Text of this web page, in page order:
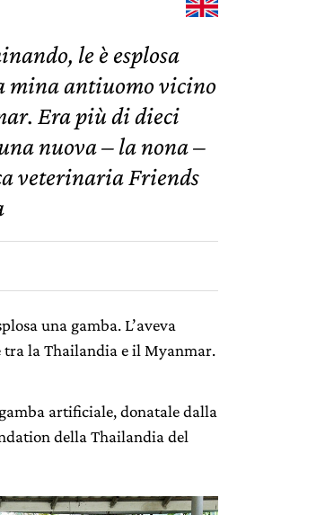
le è esplosa
mina antiuomo vicino
Era più di dieci
nuova – la nona –
veterinaria Friends
una gamba. L’aveva
tra la Thailandia e il Myanmar.
artificiale, donatale dalla
della Thailandia del